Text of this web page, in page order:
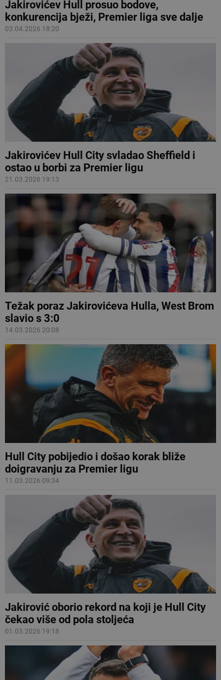
Jakirovićev Hull prosuo bodove,
konkurencija bježi, Premier liga sve dalje
03.04.2026 18:20
Jakirovićev Hull City svladao Sheffield i
ostao u borbi za Premier ligu
21.03.2026 19:13
Težak poraz Jakirovićeva Hulla, West Brom
slavio s 3:0
14.03.2026 20:08
Hull City pobijedio i došao korak bliže
doigravanju za Premier ligu
11.03.2026 09:34
Jakirović oborio rekord na koji je Hull City
čekao više od pola stoljeća
01.03.2026 19:18